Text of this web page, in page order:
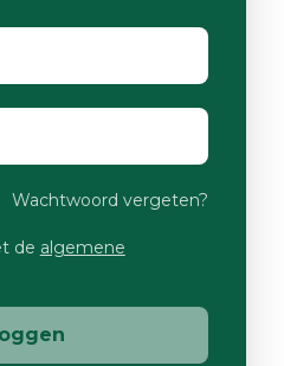
Wachtwoord vergeten?
de algemene